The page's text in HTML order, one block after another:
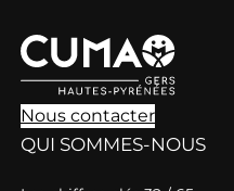
Nous contacter
QUI SOMMES-NOUS